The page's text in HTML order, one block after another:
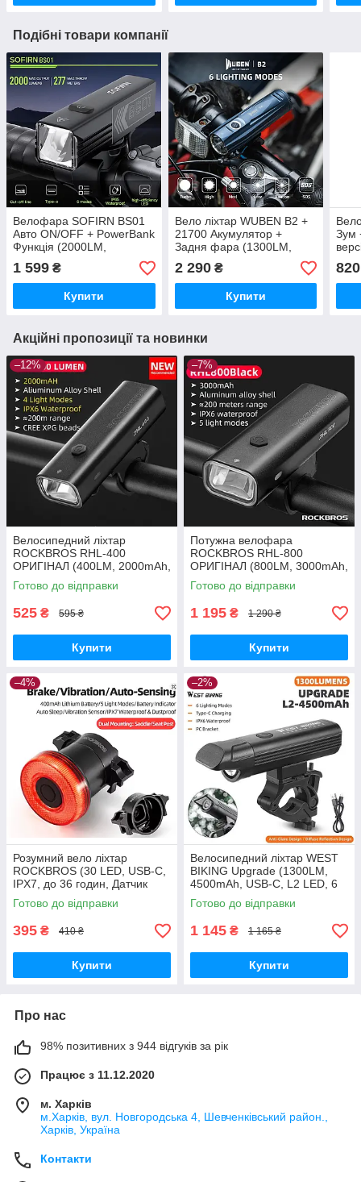
Подібні товари компанії
Велофара SOFIRN BS01
Авто ON/OFF + PowerBank
Функція (2000LM,
5000mAh, USB-C, IP65,
277 метрів)
1 599 ₴
Купити
Вело ліхтар WUBEN B2 +
21700 Акумулятор +
Задня фара (1300LM,
USB-C, IP68, Osram P9
LED, 280 метрів)
2 290₴
Купити
Зум
820
Акційні пропозиції та новинки
–12%
Велосипедний ліхтар
ROCKBROS RHL-400
ОРИГІНАЛ (400LM, 2000mAh,
USB-C, IPX6, 4 Mode)
Готово до відправки
525 ₴ 595 ₴
Купити
–7%
Потужна велофара
ROCKBROS RHL-800
ОРИГІНАЛ (800LM, 3000mAh,
USB-C, IPX6, 5 Mode)
Готово до відправки
1 195 ₴ 1 290 ₴
Купити
–4%
Розумний вело ліхтар
ROCKBROS (30 LED, USB-C,
IPX7, до 36 годин, Датчик
руху, Режим сну)
Готово до відправки
395 ₴ 410 ₴
Купити
–2%
Велосипедний ліхтар WEST
BIKING Upgrade (1300LM,
4500mAh, USB-C, L2 LED, 6
Mode, IPX6, Відмінне
кріплення)
Готово до відправки
1 145 ₴ 1 165 ₴
Купити
Про нас
98% позитивних з 944 відгуків за рік
Працює з 11.12.2020
м. Харків
м.Харків, вул. Новгородська 4, Шевченківський район.,
Харків, Україна
Контакти